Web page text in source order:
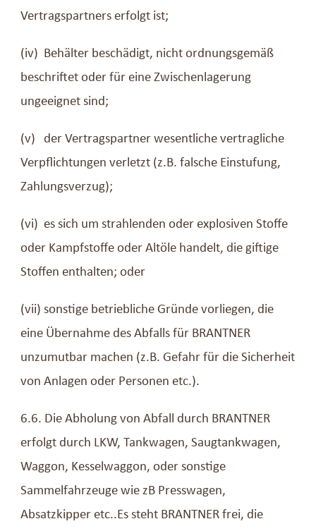
Vertragspartners erfolgt ist;
(iv) Behälter beschädigt, nicht ordnungsgemäß
beschriftet oder für eine Zwischenlagerung
ungeeignet sind;
(v) der Vertragspartner wesentliche vertragliche
Verpflichtungen verletzt (z.B. falsche Einstufung,
Zahlungsverzug);
(vi) es sich um strahlenden oder explosiven Stoffe
oder Kampfstoffe oder Altöle handelt, die giftige
Stoffen enthalten; oder
(vii) sonstige betriebliche Gründe vorliegen, die
eine Übernahme des Abfalls für BRANTNER
unzumutbar machen (z.B. Gefahr für die Sicherheit
von Anlagen oder Personen etc.).
6.6. Die Abholung von Abfall durch BRANTNER
erfolgt durch LKW, Tankwagen, Saugtankwagen,
Waggon, Kesselwaggon, oder sonstige
Sammelfahrzeuge wie zB Presswagen,
Absatzkipper etc..Es steht BRANTNER frei, die